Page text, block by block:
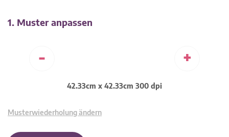
1. Muster anpassen
- +
42.33cm x 42.33cm 300 dpi
Musterwiederholung ändern